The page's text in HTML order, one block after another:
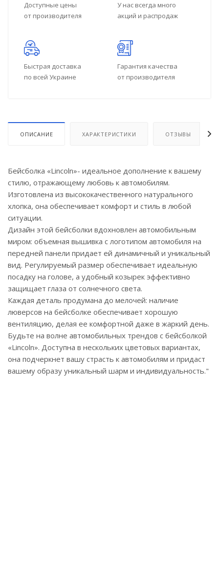
Доступные цены
от производителя
У нас всегда много
акций и распродаж
Быстрая доставка
по всей Украине
Гарантия качества
от производителя
ОПИСАНИЕ ХАРАКТЕРИСТИКИ ОТЗЫВЫ
Бейсболка «Lincoln»- идеальное дополнение к вашему
стилю, отражающему любовь к автомобилям.
Изготовлена из высококачественного натурального
хлопка, она обеспечивает комфорт и стиль в любой
ситуации.
Дизайн этой бейсболки вдохновлен автомобильным
миром: объемная вышивка с логотипом автомобиля на
передней панели придает ей динамичный и уникальный
вид. Регулируемый размер обеспечивает идеальную
посадку на голове, а удобный козырек эффективно
защищает глаза от солнечного света.
Каждая деталь продумана до мелочей: наличие
люверсов на бейсболке обеспечивает хорошую
вентиляцию, делая ее комфортной даже в жаркий день.
Будьте на волне автомобильных трендов с бейсболкой
«Lincoln». Доступна в нескольких цветовых вариантах,
она подчеркнет вашу страсть к автомобилям и придаст
вашему образу уникальный шарм и индивидуальность."